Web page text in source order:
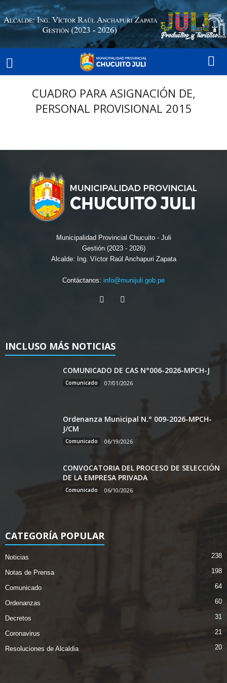
CUADRO PARA ASIGNACIÓN DE,
PERSONAL PROVISIONAL 2015
Municipalidad Provincial Chucuito - Juli
Gestión (2023 - 2026)
Alcalde: Ing. Víctor Raúl Anchapuri Zapata
Contáctanos: info@munijuli.gob.pe
INCLUSO MÁS NOTICIAS
COMUNICADO DE CAS N°006-2026-MPCH-J
Comunicado 07/01/2026
Ordenanza Municipal N.° 009-2026-MPCH-
J/CM
Comunicado 06/19/2026
CONVOCATORIA DEL PROCESO DE SELECCIÓN
DE LA EMPRESA PRIVADA
Comunicado 06/10/2026
CATEGORÍA POPULAR
Noticias 238
Notas de Prensa 198
Comunicado 64
Ordenanzas 60
Decretos 31
Coronavirus 21
Resoluciones de Alcaldia 20